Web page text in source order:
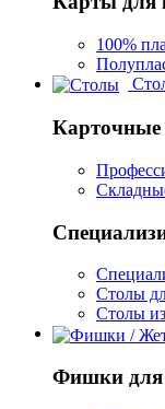
100%
Карточные
Столы
Столы
Фишки для